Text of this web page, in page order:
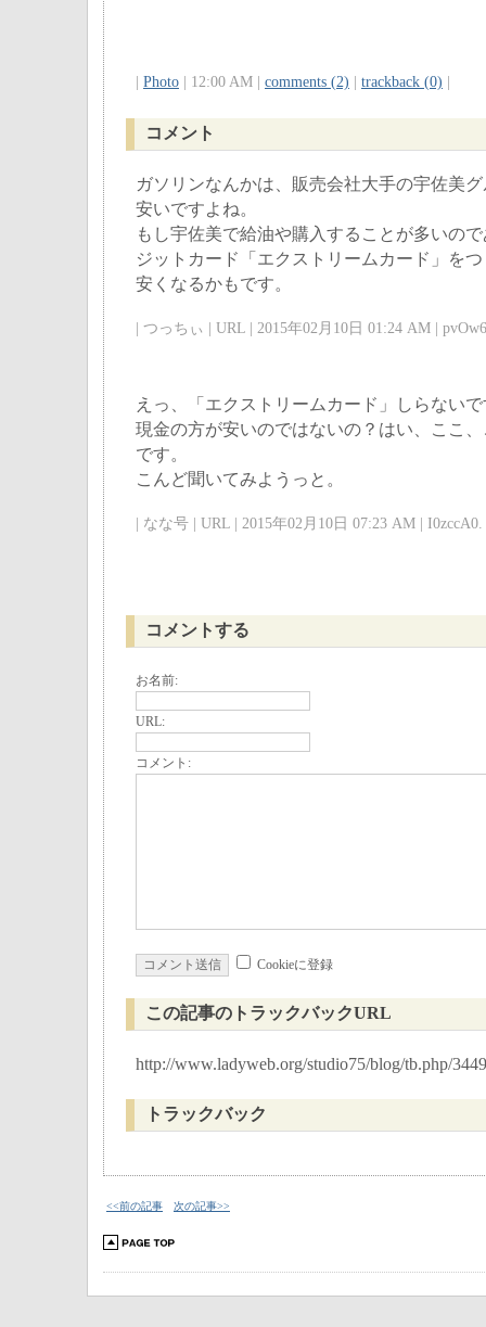
Photo | 12:00 AM | comments (2) trackback (0)
コメント
ガソリンなんかは、販売会社大手の宇佐美
安いですよね。
もし宇佐美で給油や購入することが多いの
ジットカード「エクストリームカード」を
安くなるかもです。
| つっちぃ | URL | 2015年02月10日 01:24 AM |
えっ、「エクストリームカード」しらない
現金の方が安いのではないの？はい、ここ
です。
こんど聞いてみようっと。
| なな号 | URL | 2015年02月10日 07:23 AM | I0zccA0.
コメントする
お名前:
URL:
コメント:
Cookieに登録
この記事のトラックバックURL
http://www.ladyweb.org/studio75/blog/tb.php/3449
トラックバック
<<前の記事 次の記事>>